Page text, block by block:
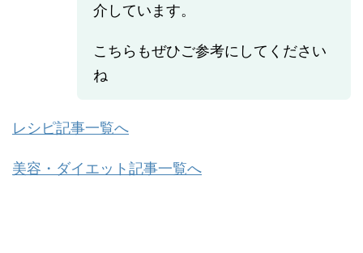
介しています。
こちらもぜひご参考にしてください
ね
レシピ記事一覧へ
美容・ダイエット記事一覧へ